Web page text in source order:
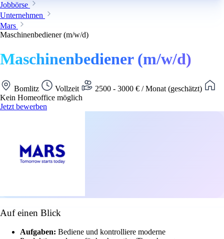
Jobbörse
Unternehmen
Mars
Maschinenbediener (m/w/d)
Maschinenbediener (m/w/d)
Bomlitz Vollzeit
2500 - 3000 € / Monat (geschätzt)
Kein Homeoffice möglich
Jetzt bewerben
Auf einen Blick
Aufgaben: Bediene und kontrolliere moderne